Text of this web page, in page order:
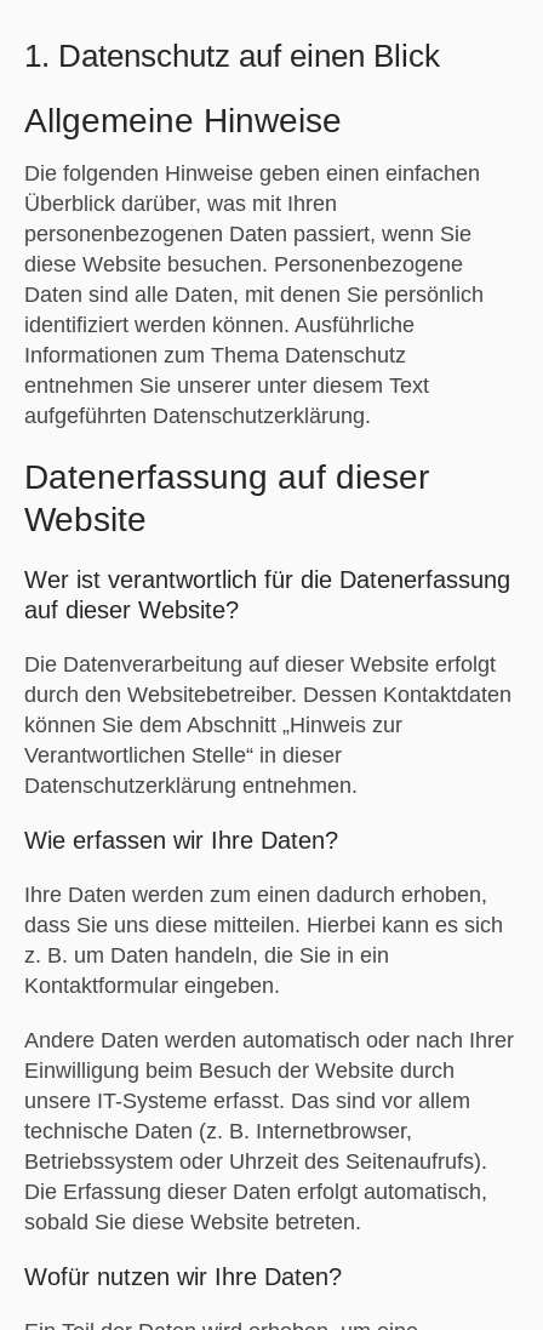
1. Datenschutz auf einen Blick
Allgemeine Hinweise
Die folgenden Hinweise geben einen einfachen
Überblick darüber, was mit Ihren
personenbezogenen Daten passiert, wenn Sie
diese Website besuchen. Personenbezogene
Daten sind alle Daten, mit denen Sie persönlich
identifiziert werden können. Ausführliche
Informationen zum Thema Datenschutz
entnehmen Sie unserer unter diesem Text
aufgeführten Datenschutzerklärung.
Datenerfassung auf dieser
Website
Wer ist verantwortlich für die Datenerfassung
auf dieser Website?
Die Datenverarbeitung auf dieser Website erfolgt
durch den Websitebetreiber. Dessen Kontaktdaten
können Sie dem Abschnitt „Hinweis zur
Verantwortlichen Stelle“ in dieser
Datenschutzerklärung entnehmen.
Wie erfassen wir Ihre Daten?
Ihre Daten werden zum einen dadurch erhoben,
dass Sie uns diese mitteilen. Hierbei kann es sich
z. B. um Daten handeln, die Sie in ein
Kontaktformular eingeben.
Andere Daten werden automatisch oder nach Ihrer
Einwilligung beim Besuch der Website durch
unsere IT-Systeme erfasst. Das sind vor allem
technische Daten (z. B. Internetbrowser,
Betriebssystem oder Uhrzeit des Seitenaufrufs).
Die Erfassung dieser Daten erfolgt automatisch,
sobald Sie diese Website betreten.
Wofür nutzen wir Ihre Daten?